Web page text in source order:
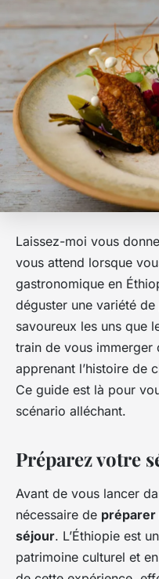
Laissez-moi vous
vous attend lorsque
gastronomique en
déguster une variété
savoureux les uns que
train de vous immerger
apprenant l’histoire de
Ce guide est là pour
scénario alléchant.
Préparez votre
Avant de vous lancer
nécessaire de
séjour. L’Éthiopie est
patrimoine culturel et